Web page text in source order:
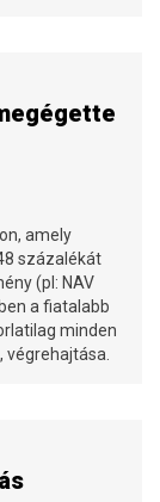
amely
százalékát
(pl: NAV
a fiatalabb
minden